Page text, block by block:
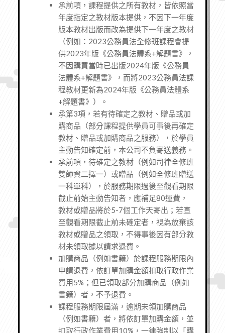
承前項，課程提供之所有教材，皆依照當
年度指定之教材版本提供，不因下一年度
版本教材出版而改為提供下一年度之教材
（例如：2023公務員法全修班課程會提
供2023年版《公務員法體系+解題書》，
不因購買當時已出版2024年版《公務員
法體系+解題書》，而將2023公務員法課
程教材更新為2024年版《公務員法體系
+解題書》）。
承第3項，若有待確定之教材、贈品或加
購商品（部分課程提供學員可事後再確定
教材、贈品或加購商品之服務），於學員
主動告知確定前，本公司不負寄送義務。
承前項，待確定之教材（例如司律全修班
雙師資二擇一）或贈品（例如全修班贈送
一科單科），於服務期限過後至觀看期限
截止前始主動告知者，應補足80運費，
教材或贈品將於5-7個工作天寄出；若直
至觀看期限截止前未確定者，視為放棄該
教材或贈品之領取，不得事後因有部分教
材未領取據以請求退費。
加購商品（例如書籍）於課程服務期限內
申請退費，依訂單加購金額扣取行政作業
費用5%；但已領取部分加購商品（例如
書籍）者，不予退費。
課程服務期限屆滿，逾期未領加購商品
（例如書籍）者，將依訂單加購金額，並
扣取行政作業費用10%，一律強制以「購